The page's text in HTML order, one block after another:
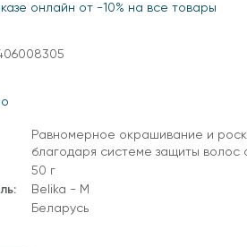
онлайн от -10% на все товары
Равномерное окрашивание и
благодаря системе защиты волос
50 г
Belika - M
Беларусь